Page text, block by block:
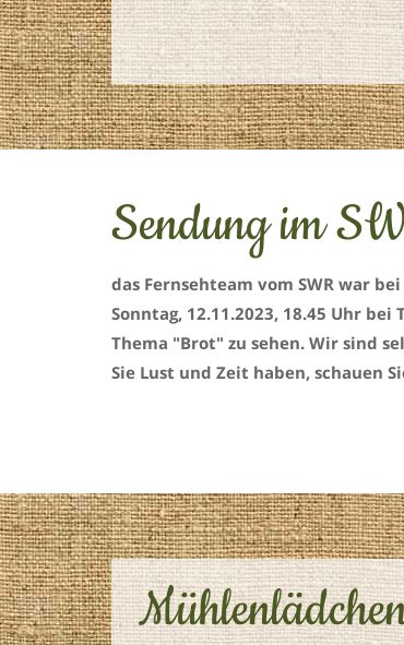
Sendung im
das Fernsehteam vom SWR war
Sonntag, 12.11.2023, 18.45 Uhr bei
Thema "Brot" zu sehen. Wir sind
Sie Lust und Zeit haben, schauen